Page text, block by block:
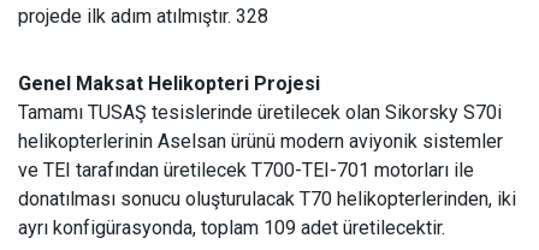
projede ilk adım atılmıştır. 328
Genel Maksat Helikopteri Projesi
Tamamı TUSAŞ tesislerinde üretilecek olan Sikorsky S70i
helikopterlerinin Aselsan ürünü modern aviyonik sistemler
ve TEI tarafından üretilecek T700-TEI-701 motorları ile
donatılması sonucu oluşturulacak T70 helikopterlerinden, iki
ayrı konfigürasyonda, toplam 109 adet üretilecektir.